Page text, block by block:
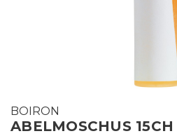
BOIRON
ABELMOSCHUS